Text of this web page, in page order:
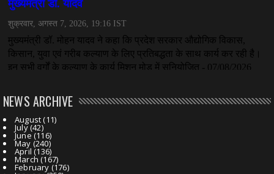
NEWS ARCHIVE
August(11)
July(42)
June(116)
May (240)
April (136)
March (167)
February (176)